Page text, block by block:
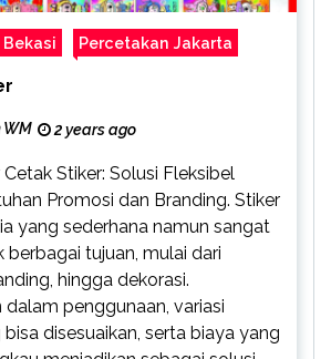
Percetakan Jakarta
WM 2 years ago
Stiker: Solusi Fleksibel
Promosi dan Branding. Stiker
yang sederhana namun sangat
berbagai tujuan, mulai dari
hingga dekorasi.
dalam penggunaan, variasi
disesuaikan, serta biaya yang